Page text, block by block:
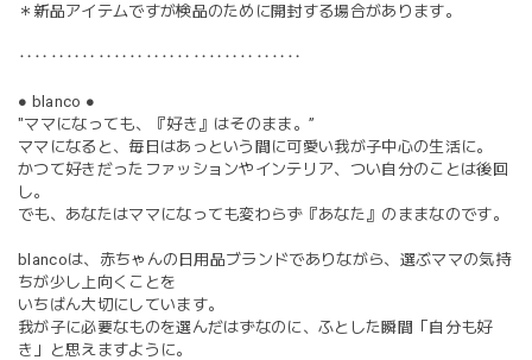
＊新品アイテムですが検品のために開封する場合があります。
‥‥‥‥‥‥‥‥‥‥‥‥‥‥‥‥‥‥
● blanco ●
"ママになっても、『好き』はそのまま。”
ママになると、毎日はあっという間に可愛い我が子中心の生活に。
かつて好きだったファッションやインテリア、つい自分のことは後回
し。
でも、あなたはママになっても変わらず『あなた』のままなのです。
blancoは、赤ちゃんの日用品ブランドでありながら、選ぶママの気持
ちが少し上向くことを
いちばん大切にしています。
我が子に必要なものを選んだはずなのに、ふとした瞬間「自分も好
き」と思えますように。